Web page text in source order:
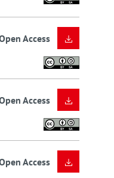
Access
Access
Access